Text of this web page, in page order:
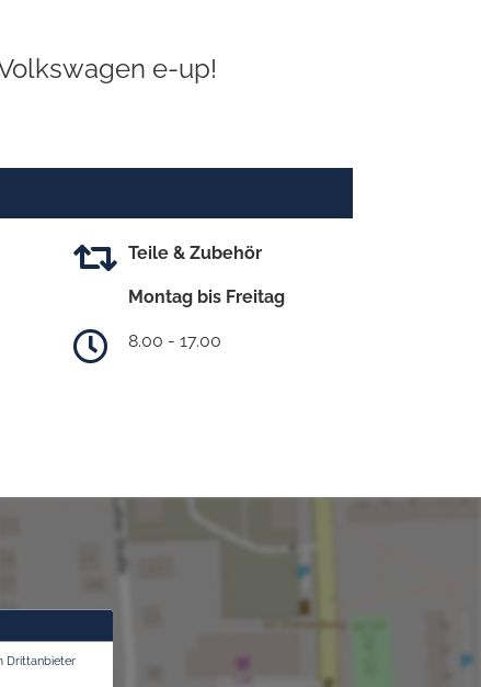
e-up!
Teile & Zubehör
Montag bis Freitag
8.00 - 17.00
Drittanbieter